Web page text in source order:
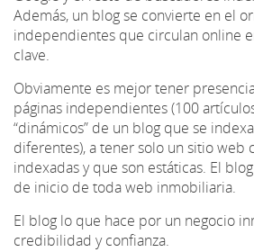
Además, un blog se convierte en el
independientes que circulan online
clave.
Obviamente es mejor tener
páginas independientes (100
“dinámicos” de un blog que se
diferentes), a tener solo un sitio web
indexadas y que son estáticas. El
de inicio de toda web inmobiliaria.
El blog lo que hace por un negocio
credibilidad y confianza.